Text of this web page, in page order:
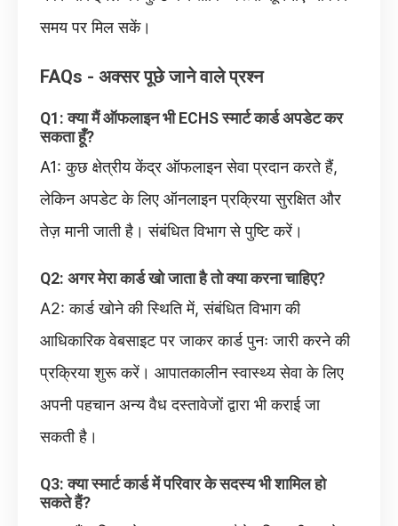
समय पर मिल सकें।
FAQs - अक्सर पूछे जाने वाले प्रश्न
Q1: क्या मैं ऑफलाइन भी ECHS स्मार्ट कार्ड अपडेट कर
सकता हूँ?
A1: कुछ क्षेत्रीय केंद्र ऑफलाइन सेवा प्रदान करते हैं,
लेकिन अपडेट के लिए ऑनलाइन प्रक्रिया सुरक्षित और
तेज़ मानी जाती है। संबंधित विभाग से पुष्टि करें।
Q2: अगर मेरा कार्ड खो जाता है तो क्या करना चाहिए?
A2: कार्ड खोने की स्थिति में, संबंधित विभाग की
आधिकारिक वेबसाइट पर जाकर कार्ड पुनः जारी करने की
प्रक्रिया शुरू करें। आपातकालीन स्वास्थ्य सेवा के लिए
अपनी पहचान अन्य वैध दस्तावेजों द्वारा भी कराई जा
सकती है।
Q3: क्या स्मार्ट कार्ड में परिवार के सदस्य भी शामिल हो
सकते हैं?